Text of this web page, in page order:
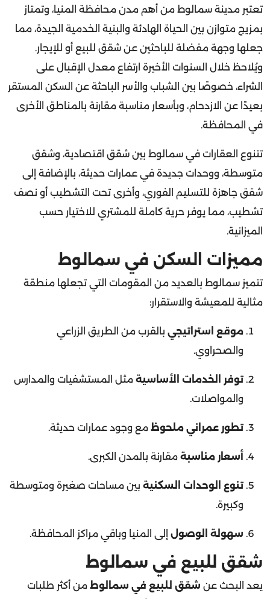
بمزيج متوازن بين الحياة الهادئة والبنية الخدمية الجيدة، مما
جعلها وجهة مفضلة للباحثين عن شقق للبيع أو للإيجار.
ويُلاحظ خلال السنوات الأخيرة ارتفاع معدل الإقبال على
الشراء، خصوصًا بين الشباب والأسر الباحثة عن السكن المستقر
بعيدًا عن الازدحام، وبأسعار مناسبة مقارنة بالمناطق الأخرى
في المحافظة.
متوسطة، ووحدات جديدة في عمارات حديثة، بالإضافة إلى
شقق جاهزة للتسليم الفوري، وأخرى تحت التشطيب أو نصف
تشطيب، مما يوفر حرية كاملة للمشتري للاختيار حسب
الميزانية.
تتميز سمالوط بالعديد من المقومات التي تجعلها منطقة
مثالية للمعيشة والاستقرار:
والصحراوي.
والمواصلات.
وكبيرة.
شقق للبيع في سمالوط
يعد البحث عنشقق للبيع في سمالوطمن أكثر طلبات
العملاء على منصة عقارات أي حاجة. ويوجد في المدينة